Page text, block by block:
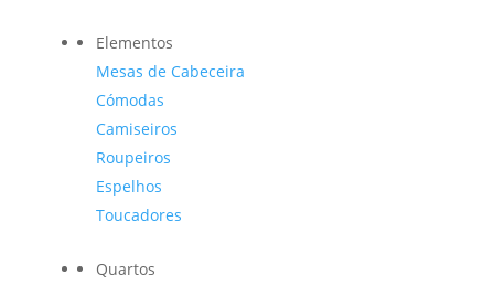
Elementos
Mesas de Cabeceira
Cómodas
Camiseiros
Roupeiros
Espelhos
Toucadores
Quartos